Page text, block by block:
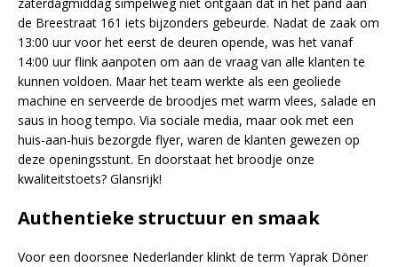
de Breestraat 161 iets bijzonders gebeurde. Nadat de zaak om
13:00 uur voor het eerst de deuren opende, was het vanaf
14:00 uur flink aanpoten om aan de vraag van alle klanten te
kunnen voldoen. Maar het team werkte als een geoliede
machine en serveerde de broodjes met warm vlees, salade en
saus in hoog tempo. Via sociale media, maar ook met een
huis-aan-huis bezorgde flyer, waren de klanten gewezen op
deze openingsstunt. En doorstaat het broodje onze
kwaliteitstoets? Glansrijk!
Authentieke structuur en smaak
Voor een doorsnee Nederlander klinkt de term Yaprak Döner